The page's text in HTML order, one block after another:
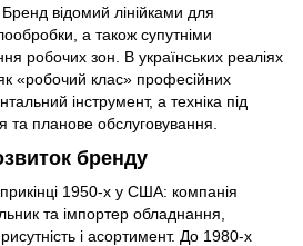
відомий лінійками для
а також супутніми
робочих зон. В українських реаліях
«робочий клас» професійних
інструмент, а техніка під
та планове обслуговування.
бренду
1950-х у США: компанія
та імпортер обладнання,
і асортимент. До 1980-х